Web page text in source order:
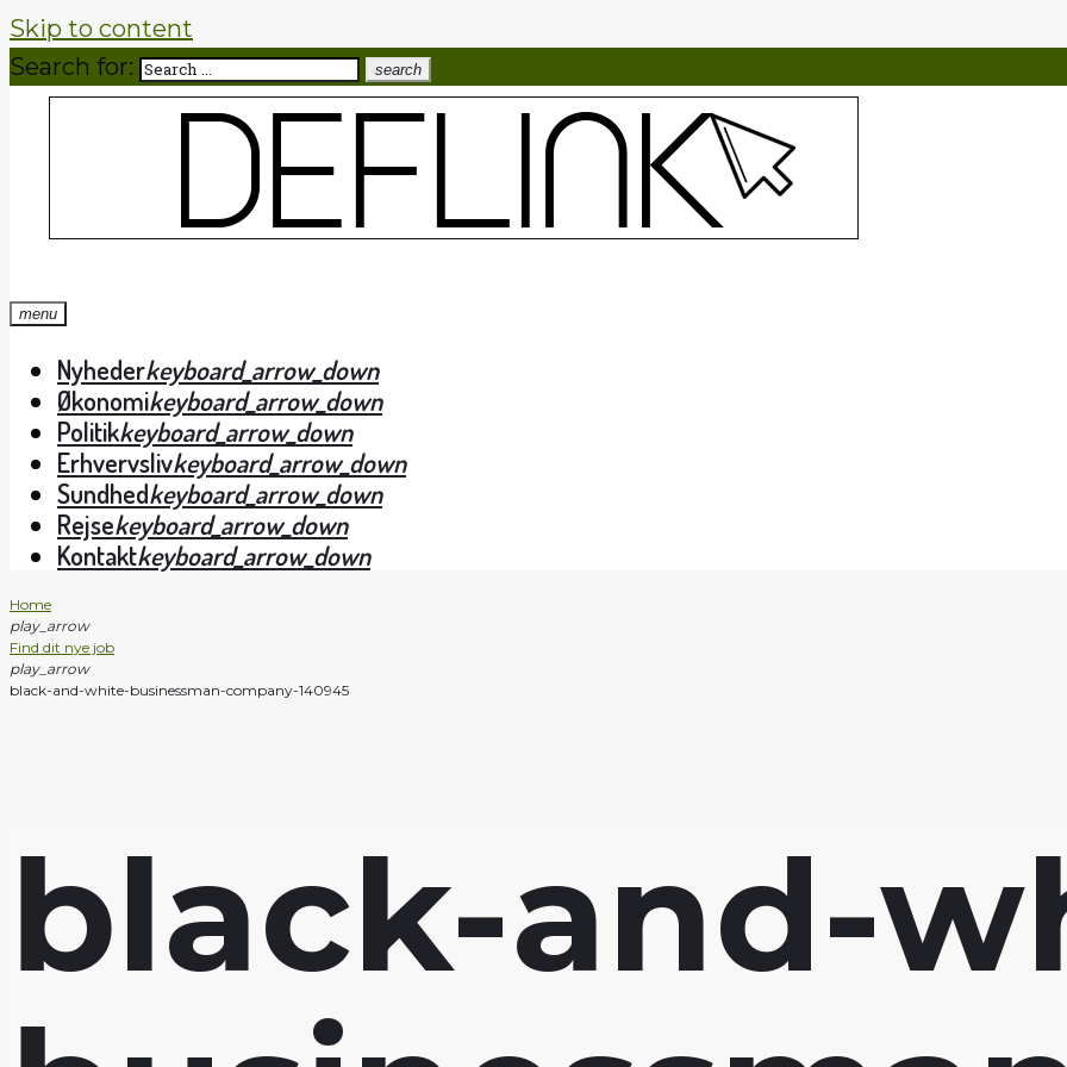
Skip to content
Search for:
search
menu
Nyhederkeyboard_arrow_down
Økonomikeyboard_arrow_down
Politikkeyboard_arrow_down
Erhvervslivkeyboard_arrow_down
Sundhedkeyboard_arrow_down
Rejsekeyboard_arrow_down
Kontaktkeyboard_arrow_down
Home
play_arrow
Find dit nye job
play_arrow
black-and-white-businessman-company-140945
black-and-